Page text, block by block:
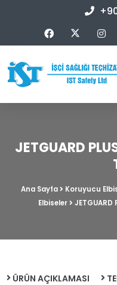
JETGUARD
Ana Sayfa Koruyucu
Elbiseler
ÜRÜN AÇIKLAMASI